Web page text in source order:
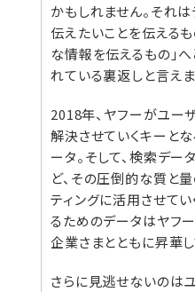
かもしれません。それ
伝えたいことを伝える
な情報を伝えるもの」
れている裏返しと言えま
2018年、ヤフーがユー
解決させていくキーと
ータ。そして、検索デ
ど、その圧倒的な質と
ティングに活用させて
るためのデータはヤフ
企業さまとともに昇華し
さらに見逃せないのは